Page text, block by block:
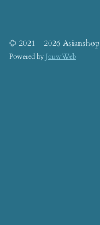
© 2021 - 2026 Asianshop
Powered by JouwWeb